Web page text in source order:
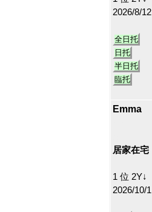
2026/8/12
全日托
日托
半日托
臨托
Emma
居家在宅
1 位 2Y↓
2026/10/1